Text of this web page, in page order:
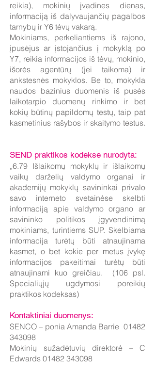
reikia), mokinių įvadines dienas,
informaciją iš dalyvaujančių pagalbos
tarnybų ir Y6 tėvų vakarą.
Mokiniams, perkeliantiems iš rajono,
įpusėjus ar įstojančius į mokyklą po
Y7, reikia informacijos iš tėvų, mokinio,
išorės agentūrų (jei taikoma) ir
ankstesnės mokyklos. Be to, mokykla
naudos bazinius duomenis iš pusės
laikotarpio duomenų rinkimo ir bet
kokių būtinų papildomų testų, taip pat
kasmetinius rašybos ir skaitymo testus.
SEND praktikos kodekse nurodyta:
„6.79 Išlaikomų mokyklų ir išlaikomų
vaikų darželių valdymo organai ir
akademijų mokyklų savininkai privalo
savo interneto svetainėse skelbti
informaciją apie valdymo organo ar
savininko politikos įgyvendinimą
mokiniams, turintiems SUP. Skelbiama
informacija turėtų būti atnaujinama
kasmet, o bet kokie per metus įvykę
informacijos pakeitimai turėtų būti
atnaujinami kuo greičiau. (106 psl.
Specialiųjų ugdymosi poreikių
praktikos kodeksas)
Kontaktiniai duomenys:
SENCO – ponia Amanda Barrie 01482
343098
Mokinių sužadėtuvių direktorė – C
Edwards 01482 343098